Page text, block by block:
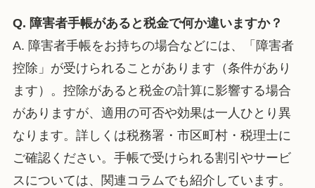
Q. 障害者手帳があると税金で何か違いますか？
A. 障害者手帳をお持ちの場合などには、「障害者
控除」が受けられることがあります（条件があり
ます）。控除があると税金の計算に影響する場合
がありますが、適用の可否や効果は一人ひとり異
なります。詳しくは税務署・市区町村・税理士に
ご確認ください。手帳で受けられる割引やサービ
スについては、関連コラムでも紹介しています。